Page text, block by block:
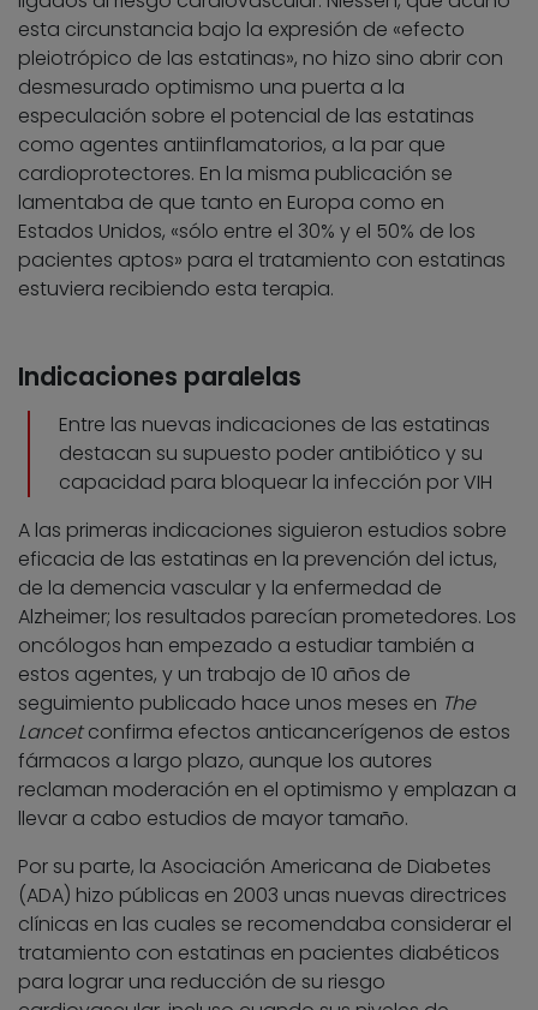
esta circunstancia bajo la expresión de «efecto
pleiotrópico de las estatinas», no hizo sino abrir con
desmesurado optimismo una puerta a la
especulación sobre el potencial de las estatinas
como agentes antiinflamatorios, a la par que
cardioprotectores. En la misma publicación se
lamentaba de que tanto en Europa como en
Estados Unidos, «sólo entre el 30% y el 50% de los
pacientes aptos» para el tratamiento con estatinas
estuviera recibiendo esta terapia.
Indicaciones paralelas
Entre las nuevas indicaciones de las estatinas
destacan su supuesto poder antibiótico y su
capacidad para bloquear la infección por VIH
A las primeras indicaciones siguieron estudios sobre
eficacia de las estatinas en la prevención del ictus,
de la demencia vascular y la enfermedad de
Alzheimer; los resultados parecían prometedores. Los
oncólogos han empezado a estudiar también a
estos agentes, y un trabajo de 10 años de
seguimiento publicado hace unos meses en The
Lancetconfirma efectos anticancerígenos de estos
fármacos a largo plazo, aunque los autores
reclaman moderación en el optimismo y emplazan a
llevar a cabo estudios de mayor tamaño.
Por su parte, la Asociación Americana de Diabetes
(ADA) hizo públicas en 2003 unas nuevas directrices
clínicas en las cuales se recomendaba considerar el
tratamiento con estatinas en pacientes diabéticos
para lograr una reducción de su riesgo